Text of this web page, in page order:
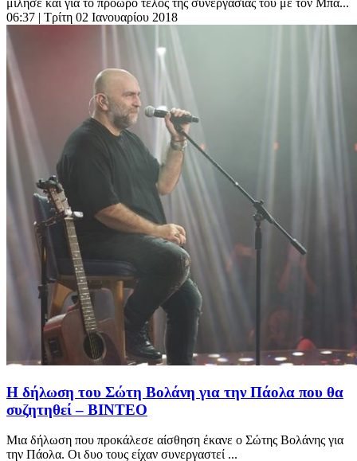
μίλησε και για το πρόωρο τέλος της συνεργασίας του με τον Μπά...
06:37 | Τρίτη 02 Ιανουαρίου 2018
Η δήλωση του Σώτη Βολάνη για την Πάολα που θα
συζητηθεί – ΒΙΝΤΕΟ
Μια δήλωση που προκάλεσε αίσθηση έκανε ο Σώτης Βολάνης για
την Πάολα. Οι δυο τους είχαν συνεργαστεί ...